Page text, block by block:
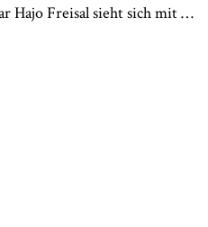
Hajo Freisal sieht sich mit …